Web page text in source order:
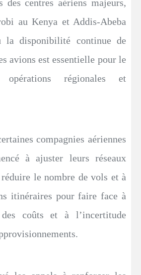
des centres aériens majeurs,
au Kenya et Addis-Abeba
la disponibilité continue de
avions est essentielle pour le
régionales et
compagnies aériennes
à ajuster leurs réseaux
le nombre de vols et à
itinéraires pour faire face à
des coûts et à l’incertitude